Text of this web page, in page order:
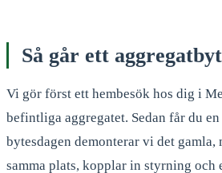
Så går ett
Vi gör först ett hembesök hos dig i
befintliga aggregatet. Sedan får du
bytesdagen demonterar vi det gamla,
samma plats, kopplar in styrning och